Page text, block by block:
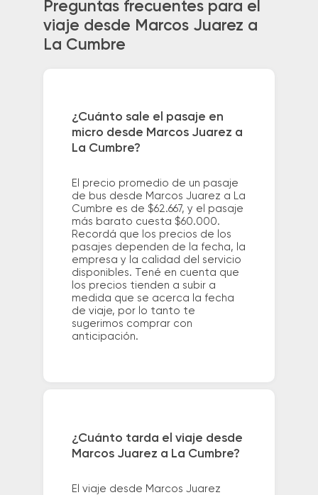
Preguntas frecuentes para el
viaje desde Marcos Juarez a
La Cumbre
¿Cuánto sale el pasaje en
micro desde Marcos Juarez a
La Cumbre?
El precio promedio de un pasaje
de bus desde Marcos Juarez a La
Cumbre es de $62.667, y el pasaje
más barato cuesta $60.000.
Recordá que los precios de los
pasajes dependen de la fecha, la
empresa y la calidad del servicio
disponibles. Tené en cuenta que
los precios tienden a subir a
medida que se acerca la fecha
de viaje, por lo tanto te
sugerimos comprar con
anticipación.
¿Cuánto tarda el viaje desde
Marcos Juarez a La Cumbre?
El viaje desde Marcos Juarez